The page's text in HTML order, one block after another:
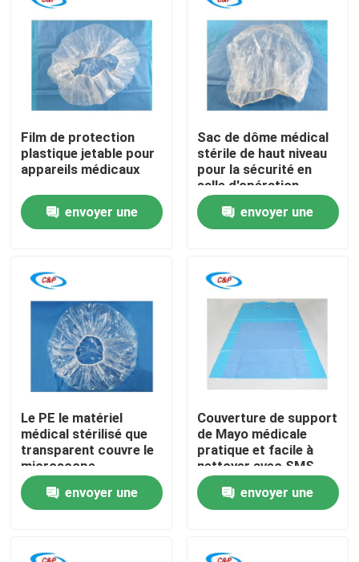
À la maison
Produits
Vidéos
À propos de nous
Visite de l'usine
Nous contacter
Nouvelles
Les affaires
Film de protection
plastique jetable pour
appareils médicaux
envoyer une
Sac de dôme médical
stérile de haut niveau
pour la sécurité en
salle d'opération
envoyer une
Le PE le matériel
médical stérilisé que
transparent couvre le
microscope
chirurgical drape
envoyer une
Couverture de support
de Mayo médicale
pratique et facile à
nettoyer avec SMS
renforcé
envoyer une